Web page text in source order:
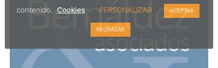
contenido. Cookies PERSONALIZAR ACEPTAR
RECHAZAR